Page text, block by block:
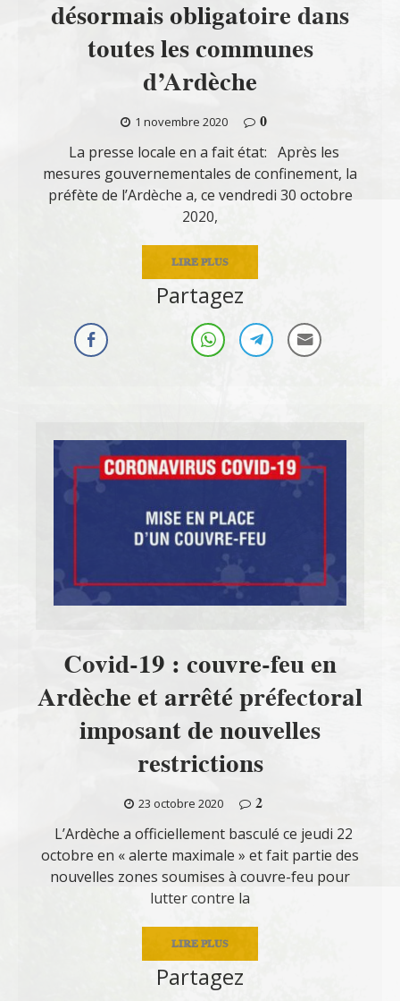
désormais obligatoire dans
toutes les communes
d’Ardèche
1 novembre 2020
0
La presse locale en a fait état: Après les
mesures gouvernementales de confinement, la
préfète de l’Ardèche a, ce vendredi 30 octobre
2020,
LIRE PLUS
Partagez
Covid-19 : couvre-feu en
Ardèche et arrêté préfectoral
imposant de nouvelles
restrictions
23 octobre 2020
2
L’Ardèche a officiellement basculé ce jeudi 22
octobre en « alerte maximale » et fait partie des
nouvelles zones soumises à couvre-feu pour
lutter contre la
LIRE PLUS
Partagez